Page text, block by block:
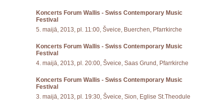
Koncerts Forum Wallis - Swiss Contemporary Music
Festival
5. maijā, 2013, pl. 11:00, Šveice, Buerchen, Pfarrkirche
Koncerts Forum Wallis - Swiss Contemporary Music
Festival
4. maijā, 2013, pl. 20:00, Šveice, Saas Grund, Pfarrkirche
Koncerts Forum Wallis - Swiss Contemporary Music
Festival
3. maijā, 2013, pl. 19:30, Šveice, Sion, Eglise St.Theodule